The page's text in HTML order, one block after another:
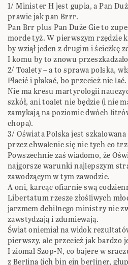
1/ Minister H jest gupia, a Pan
prawie jak pan Brrr.
Pan Brr plus Pan Duże Gie to
morde tyż. W pierwszym rzędzie
by wziął jeden z drugim i ścieżkę
I komu by to znowu
2/ Toalety – a to sprawa polska,
Płacić i płakać, bo przecież nie lać.
Nie ma kresu martyrologii
szkół, ani toalet nie będzie (i nie
zamykają na poziomie dwóch
chopa).
3/ Oświata Polska jest szkalowana
przez chwalenie się nie tych co
Powszechnie zaś wiadomo, że
najgorsze warunki najlepszym
zawodzącym w tym zawodzie.
A oni, karcąc ofiarnie swą
Libertatum rzesze złośliwych
jarzmem debilnego ministry nie
zawstydzają i zdumiewają.
Świat oniemiał na widok
pierwszy, ale przecież jak bardzo
I ziomal Szop-N, co bajere w
z Berlina (ich bin ein berliner,